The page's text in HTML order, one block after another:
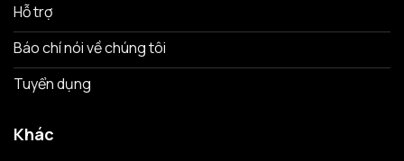
Hỗ trợ
Báo chí nói về chúng tôi
Tuyển dụng
Khác